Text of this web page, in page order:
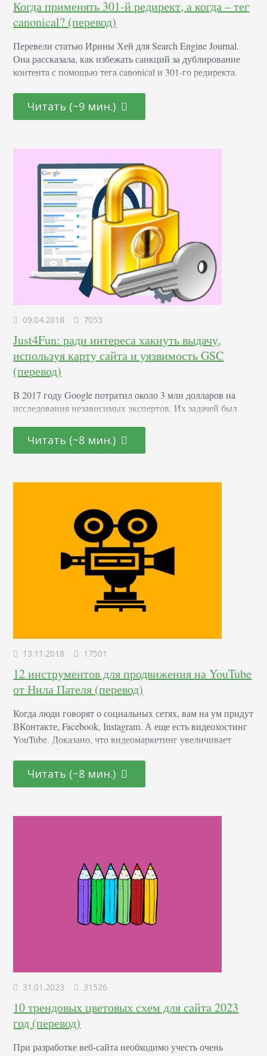
Когда применять 301-й редирект, а когда – тег
canonical? (перевод)
Перевели статью Ирины Хей для Search Engine Journal.
Она рассказала, как избежать санкций за дублирование
контента с помощью тега canonical и 301-го редиректа.
применения. Дублированный контент – это проблема
каждого вебмастера, с ней рано или поздно сталкиваются
поисковиков. Однако,…
Читать (~9 мин.)
09.04.2018 7053
Just4Fun: ради интереса хакнуть выдачу,
используя карту сайта и уязвимость GSC
(перевод)
В 2017 году Google потратил около 3 млн долларов на
исследования независимых экспертов. Их задачей был
Энтони (Tom Anthony) — руководитель отдела
исследований в Distilled Network — нашел эксплойт,
Читать (~8 мин.)
13.11.2018 17501
12 инструментов для продвижения на YouTube
от Нила Пателя (перевод)
Когда люди говорят о социальных сетях, вам на ум придут
ВКонтакте, Facebook, Instagram. А еще есть видеохостинг
YouTube. Доказано, что видеомаркетинг увеличивает
бизнеса, медийная личность, активист. Каждый месяц на
хостинг заходит миллиард людей. Количество контента —
канал на YouTube…
Читать (~8 мин.)
31.01.2023 31526
10 трендовых цветовых схем для сайта 2023
год (перевод)
При разработке веб-сайта необходимо учесть очень